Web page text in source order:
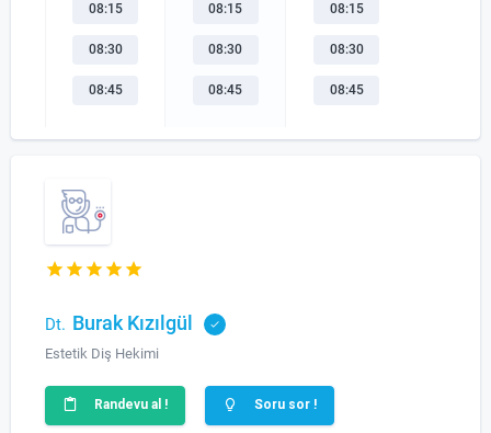
08:15
08:30
08:45
08:15
08:30
08:45
08:15
08:30
08:45
Dt. Burak Kızılgül
Estetik Diş Hekimi
Randevu al ! Soru sor !